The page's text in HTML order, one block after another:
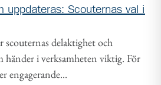
uppdateras: Scouternas val i
scouternas delaktighet och
händer i verksamheten viktig. För
engagerande...